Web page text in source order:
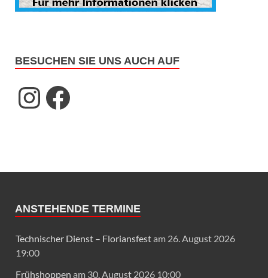
BESUCHEN SIE UNS AUCH AUF
ANSTEHENDE TERMINE
Technischer Dienst – Floriansfestam 26. August 2026
19:00
Frühshoppen am 30. August 2026 10:00